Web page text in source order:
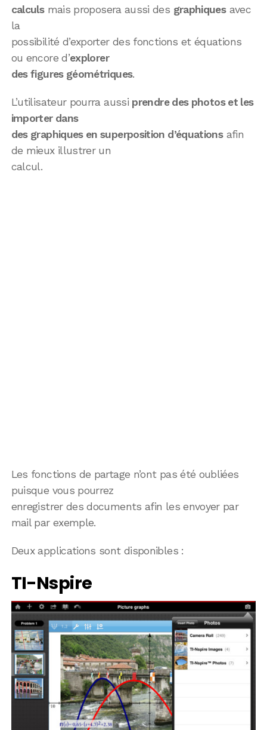
calculsmais proposera aussi des graphiquesavec
la
possibilité d’exporter des fonctions et équations
ou encore d’explorer
des figures géométriques.
L’utilisateur pourra aussi prendre des photos et les
importer dans
des graphiques en superposition d’équationsafin
de mieux illustrer un
calcul.
Les fonctions de partage n’ont pas été oubliées
puisque vous pourrez
enregistrer des documents afin les envoyer par
mail par exemple.
Deux applications sont disponibles :
TI-Nspire